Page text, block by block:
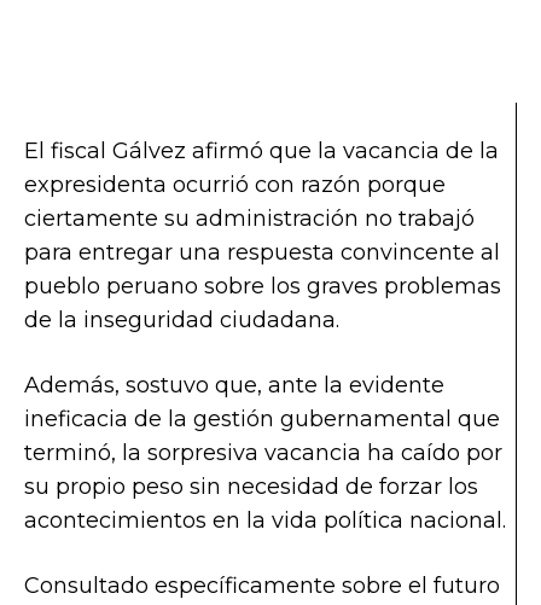
El fiscal Gálvez afirmó que la vacancia de la
expresidenta ocurrió con razón porque
ciertamente su administración no trabajó
para entregar una respuesta convincente al
pueblo peruano sobre los graves problemas
de la inseguridad ciudadana.
Además, sostuvo que, ante la evidente
ineficacia de la gestión gubernamental que
terminó, la sorpresiva vacancia ha caído por
su propio peso sin necesidad de forzar los
acontecimientos en la vida política nacional.
Consultado específicamente sobre el futuro